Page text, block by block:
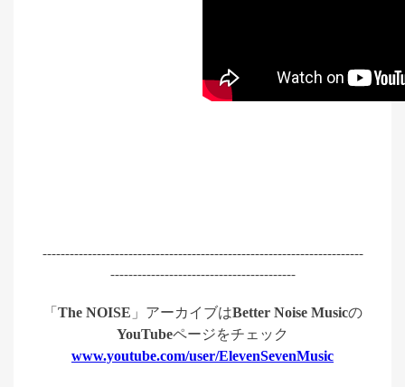
-----------------------------------------------------------------------
-----------------------------------------
「 The NOISE 」 アーカイブはBetter Noise Musicの
YouTubeページをチェック
www.youtube.com/user/ElevenSevenMusic